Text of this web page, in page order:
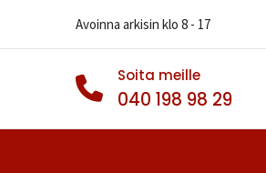
Avoinna arkisin klo 8 - 17
Soita meille
040 198 98 29